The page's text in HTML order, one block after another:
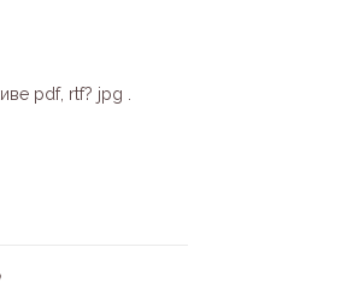
pdf, rtf? jpg .